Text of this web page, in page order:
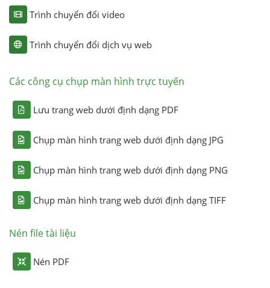
Trình chuyển đổi video
Trình chuyển đổi dịch vụ web
Các công cụ chụp màn hình trực tuyến
Lưu trang web dưới định dạng PDF
Chụp màn hình trang web dưới định dạng JPG
Chụp màn hình trang web dưới định dạng PNG
Chụp màn hình trang web dưới định dạng TIFF
Nén file tài liệu
Nén PDF